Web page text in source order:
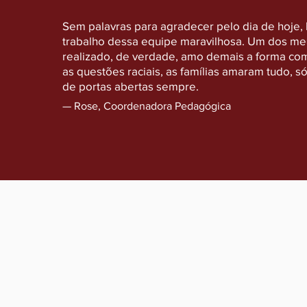
Sem palavras para agradecer pelo dia de hoje,
trabalho dessa equipe maravilhosa. Um dos
realizado, de verdade, amo demais a forma
as questões raciais, as famílias amaram tudo,
de portas abertas sempre.
— Rose, Coordenadora Pedagógica